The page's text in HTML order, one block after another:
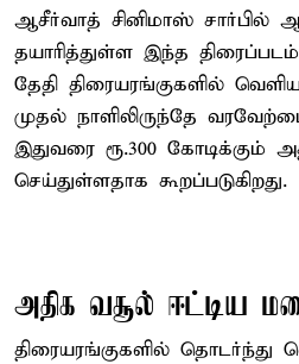
ஆசீர்வாத் சினிமாஸ் சார்பில்
தயாரித்துள்ள இந்த
தேதி திரையரங்குகளில்
முதல் நாளிலிருந்தே
இதுவரை ரூ.300 கோடிக்கும்
செய்துள்ளதாக கூறப்படுகிறது.
அதிக வசூல் ஈட்டிய
திரையரங்குகளில் தொடர்ந்து